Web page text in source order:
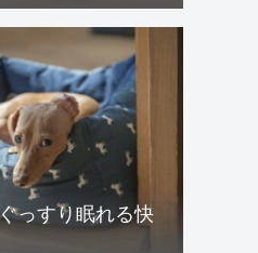
っすり眠れる快